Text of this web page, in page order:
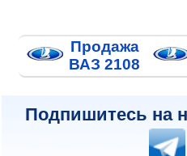
Продажа
ВАЗ 2108
Подпишитесь на